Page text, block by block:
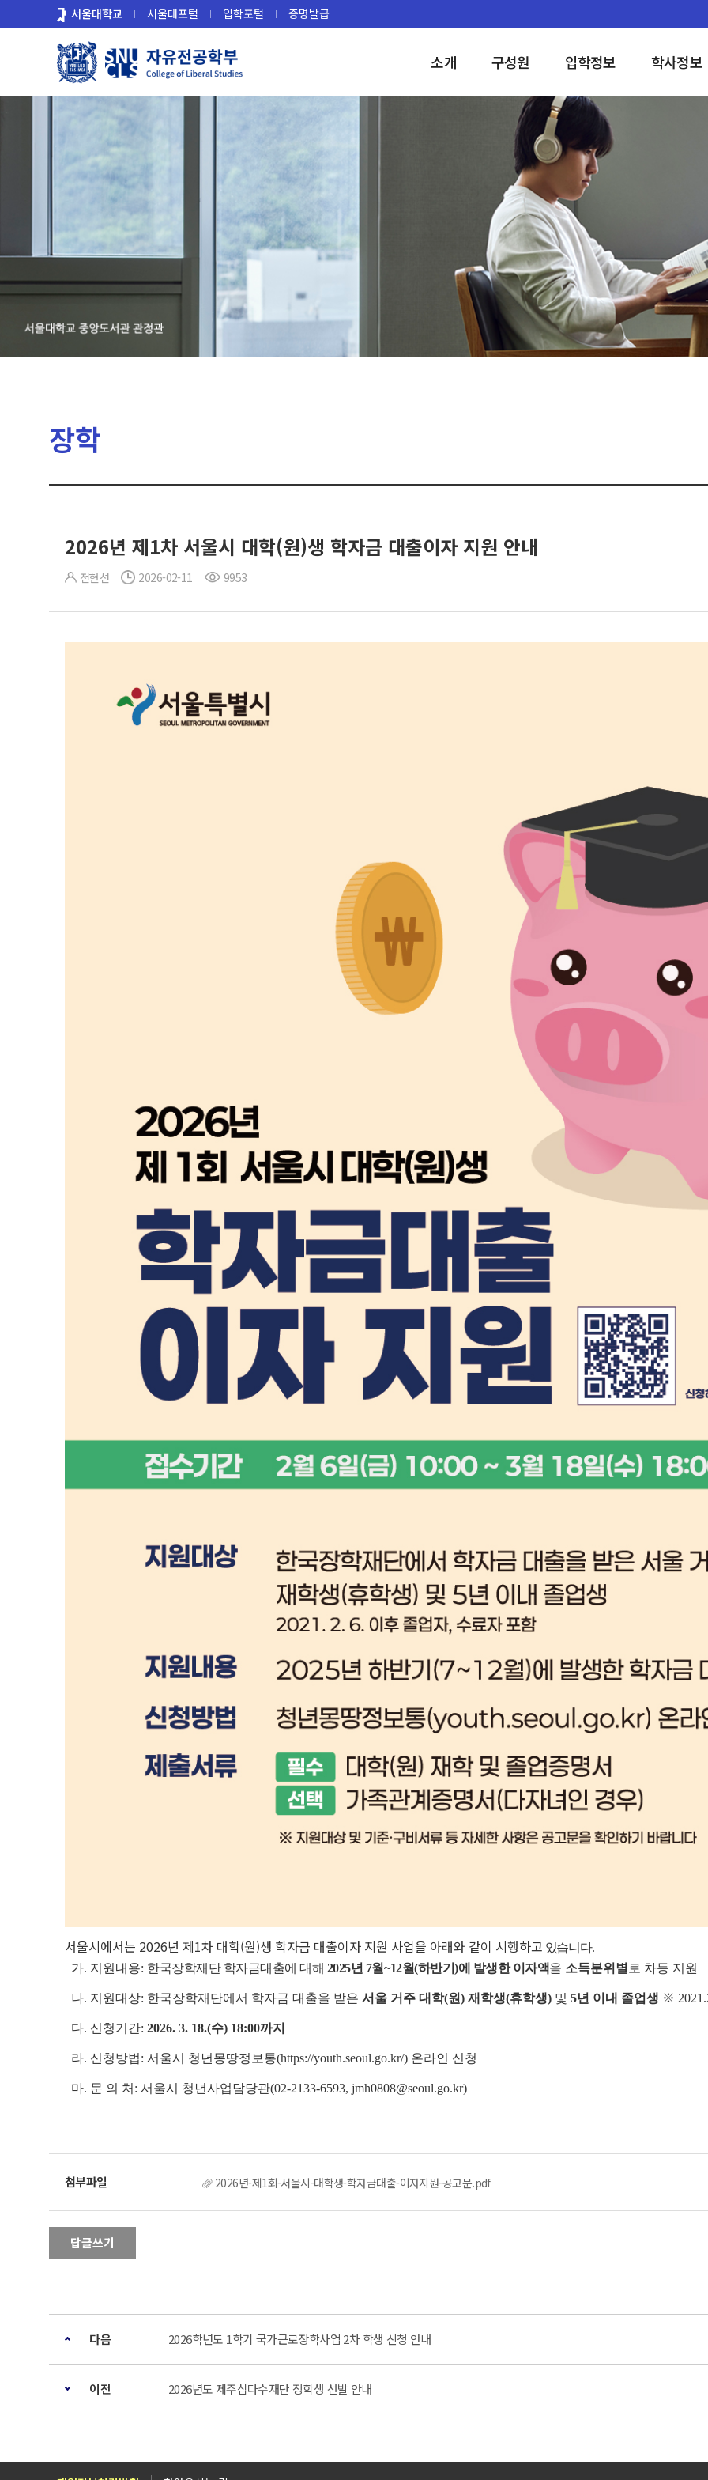
로
서울대학교 서울대포털 입학포털 증명발급
소개 구성원 입학정보 학사정보
장학
2026년 제1차 서울시 대학(원)생 학자금 대출이자 지원 안내
전현선 2026-02-11 9953
서울시에서는 2026년 제1차 대학(원)생 학자금 대출이자 지원 사업을 아래와 같이 시행하고 있습니다.
가. 지원내용: 한국장학재단 학자금대출에 대해 2025년 7월~12월(하반기)에 발생한 이자액을 소득분위별로 차등 지원
나. 지원대상: 한국장학재단에서 학자금 대출을 받은 서울 거주 대학(원) 재학생(휴학생) 및 5년 이내 졸업생 ※
다. 신청기간: 2026. 3. 18.(수) 18:00까지
라. 신청방법: 서울시 청년몽땅정보통(https://youth.seoul.go.kr/) 온라인 신청
마. 문 의 처: 서울시 청년사업담당관(02-2133-6593, jmh0808@seoul.go.kr)
2026년-제1회-서울시-대학생-학자금대출-이자지원-공고문.pdf
답글쓰기
다음 2026학년도 1학기 국가근로장학사업 2차 학생 신청 안내
이전 2026년도 제주삼다수재단 장학생 선발 안내